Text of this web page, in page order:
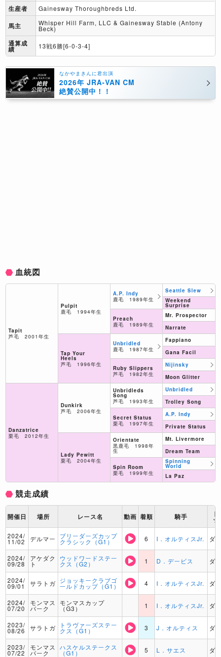
生産者 Gainesway Thoroughbreds Ltd.
馬主 Whisper Hill Farm, LLC & Gainesway Stable (Antony
Beck)
通算成
績 13戦6勝[6-0-3-4]
なかやまきんに君出演
2026年 JRA-VAN CM
絶賛公開中！！
血統図
Tapit
芦毛 2001年生
Danzatrice
栗毛 2012年生
Pulpit
鹿毛 1994年生
Tap Your
Heels
芦毛 1996年生
Dunkirk
芦毛 2006年生
Lady Pewitt
栗毛 2004年生
A.P. Indy
鹿毛 1989年生
Preach
鹿毛 1989年生
Unbridled
鹿毛 1987年生
Ruby Slippers
芦毛 1982年生
Unbridleds
Song
芦毛 1993年生
Secret Status
栗毛 1997年生
Orientate
黒鹿毛 1998年
生
Spin Room
栗毛 1999年生
Seattle Slew
Weekend
Surprise
Mr. Prospector
Narrate
Fappiano
Gana Facil
Nijinsky
Moon Glitter
Unbridled
Trolley Song
A.P. Indy
Private Status
Mt. Livermore
Dream Team
Spinning
World
La Paz
競走成績
開催日 場所 レース名 動画 着順 騎手 ッ
2024/
11/02 デルマー ブリーダーズカップ
クラシック（G1） 6 I．オルティスJr. ダ
2024/
09/28
アケダク
ト
ウッドワードステー
クス（G2） 1 D．デービス ダ
2024/
09/01 サラトガ ジョッキークラブゴ
ールドカップ（G1） 4 I．オルティスJr. ダ
2024/
07/20
モンマス
パーク
モンマスカップ
（G3） 1 I．オルティスJr. ダ
2023/
08/26 サラトガ トラヴァーズステー
クス（G1） 3 J．オルティス ダ
2023/
07/22
モンマス
パーク
ハスケルステークス
（G1） 5 L．サエス ダ